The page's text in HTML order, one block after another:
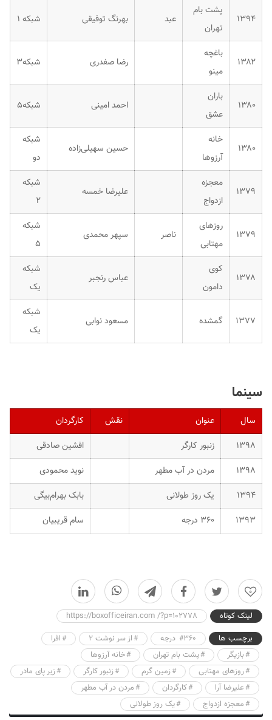
۱۳۹۴
پشت بام
تهران
عبد بهرنگ توفیقی شبکه ۱
۱۳۸۲
باغچه
مینو
رضا صفدری شبکه۳
۱۳۸۰
باران
عشق
احمد امینی شبکه۵
۱۳۸۰
خانه
آرزوها
حسین سهیلی‌زاده
شبکه
دو
۱۳۷۹
معجزه
ازدواج
علیرضا خمسه
شبکه
۲
۱۳۷۹
روزهای
مهتابی
ناصر سپهر محمدی
شبکه
۵
۱۳۷۸
کوی
دامون
عباس رنجبر
شبکه
یک
۱۳۷۷ گمشده مسعود نوابی
شبکه
یک
سینما
سال عنوان نقش
کارگردان
۱۳۹۸
زنبور کارگر
افشین صادقى
۱۳۹۸
مردن در آب مطهر
نوید محمودی
۱۳۹۴
یک روز طولانی
بابک بهرام‌بیگی
۱۳۹۳
۳۶۰ درجه سام قریبیان
0
لینک کوتاه
https://boxofficeiran.com /?p=102778
برچسب ها
۳۶۰ درجه از سر نوشت ٢
افرا
بازیگر
پشت بام تهران
خانه آرزوها
روزهای مهتابی
زمین گرم زنبور کارگر
زیر پای مادر
علیرضا آرا
کارگردان
مردن در آب مطهر
معجزه ازدواج
یک روز طولانی